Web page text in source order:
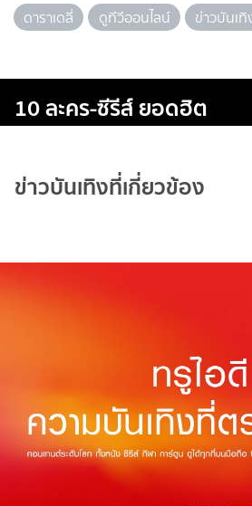
ดาราเดลี่
ดูทีวีออนไลน์ ข่าวบันเ
10 ละคร-ซีรีส์ ยอดฮิต
ข่าวบันเทิงที่เกี่ยวข้อง